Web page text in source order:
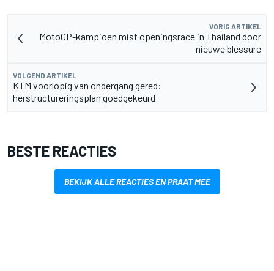
VORIG ARTIKEL
MotoGP-kampioen mist openingsrace in Thailand door
nieuwe blessure
VOLGEND ARTIKEL
KTM voorlopig van ondergang gered:
herstructureringsplan goedgekeurd
BESTE REACTIES
BEKIJK ALLE REACTIES EN PRAAT MEE